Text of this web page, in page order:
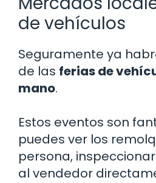
de vehículos
Seguramente ya
de las ferias de
mano.
Estos eventos son
puedes ver los
persona,
al vendedor